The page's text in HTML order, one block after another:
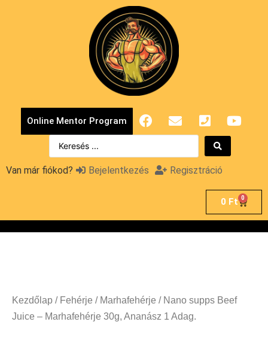
Online Mentor Program
Van már fiókod? Bejelentkezés Regisztráció
0 Ft 0
Kezdőlap / Fehérje / Marhafehérje / Nano supps Beef
Juice – Marhafehérje 30g, Ananász 1 Adag.